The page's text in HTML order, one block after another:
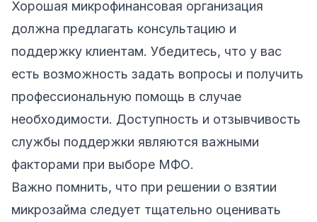
Хорошая микрофинансовая организация
должна предлагать консультацию и
поддержку клиентам. Убедитесь, что у вас
есть возможность задать вопросы и получить
профессиональную помощь в случае
необходимости. Доступность и отзывчивость
службы поддержки являются важными
факторами при выборе МФО.
Важно помнить, что при решении о взятии
микрозайма следует тщательно оценивать